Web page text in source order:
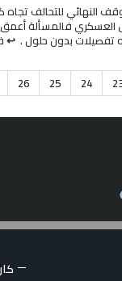
النهائي للتحالف تجاه
العسكري فالمسألة
تفصيلات بدون حلول . ↩
24
25
26